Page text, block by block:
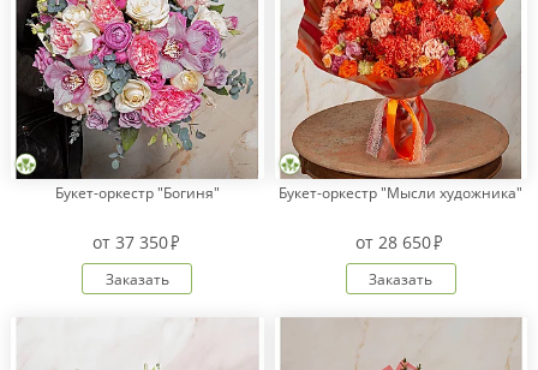
Букет-оркестр "Богиня"
от 37 350
Заказать
Букет-оркестр "Мысли художника"
от28 650
Заказать